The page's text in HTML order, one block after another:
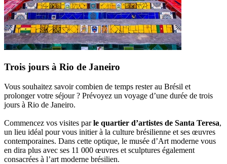
Trois jours à Rio de Janeiro
Vous souhaitez savoir combien de temps rester au Brésil et
prolonger votre séjour ? Prévoyez un voyage d’une durée de trois
jours à Rio de Janeiro.
Commencez vos visites parle quartier d’artistes de Santa Teresa,
un lieu idéal pour vous initier à la culture brésilienne et ses œuvres
contemporaines. Dans cette optique, le musée d’Art moderne vous
en dira plus avec ses 11 000 œuvres et sculptures également
consacrées à l’art moderne brésilien.